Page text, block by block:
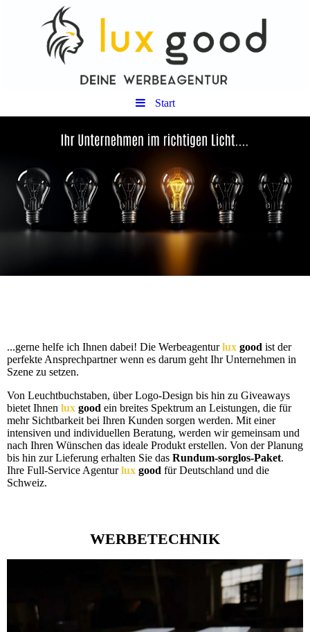
Start
...gerne helfe ich Ihnen dabei! Die Werbeagenturlux good ist der
perfekte Ansprechpartner wenn es darum geht Ihr Unternehmen in
Szene zu setzen.
Von Leuchtbuchstaben, über Logo-Design bis hin zu Giveaways
bietet Ihnen lux good ein breites Spektrum an Leistungen, die für
mehr Sichtbarkeit bei Ihren Kunden sorgen werden. Mit einer
intensiven und individuellen Beratung, werden wir gemeinsam und
nach Ihren Wünschen das ideale Produkt erstellen. Von der Planung
bis hin zur Lieferung erhalten Sie das Rundum-sorglos-Paket.
Ihre Full-Service Agenturlux good für Deutschland und die
Schweiz.
WERBETECHNIK